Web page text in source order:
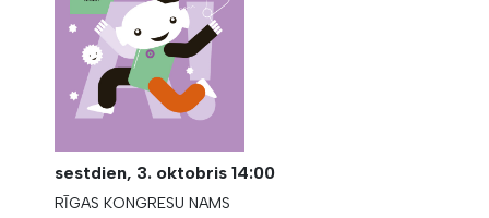
sestdien, 3. oktobris 14:00
RĪGAS KONGRESU NAMS